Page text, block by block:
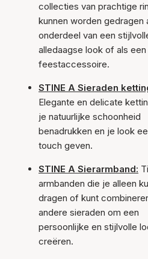
collecties van prachtige
kunnen worden gedragen
onderdeel van een
alledaagse look of als
feestaccessoire.
STINE A Sieraden
Elegante en delicate
je natuurlijke schoonheid
benadrukken en je look
touch geven.
STINE A Sierarmband:
armbanden die je alleen
dragen of kunt
andere sieraden om een
persoonlijke en stijlvolle
creëren.